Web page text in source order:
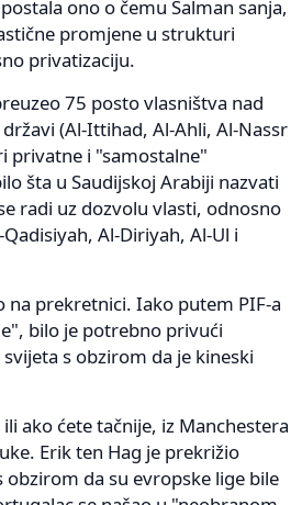
ono o čemu Salman sanja,
promjene u strukturi
privatizaciju.
75 posto vlasništva nad
(Al-Ittihad, Al-Ahli, Al-Nassr
privatne i "samostalne"
šta u Saudijskoj Arabiji nazvati
radi uz dozvolu vlasti, odnosno
Al-Diriyah, Al-Ul i
na prekretnici. Iako putem PIF-a
bilo je potrebno privući
s obzirom da je kineski
ako ćete tačnije, iz Manchestera
Erik ten Hag je prekrižio
obzirom da su evropske lige bile